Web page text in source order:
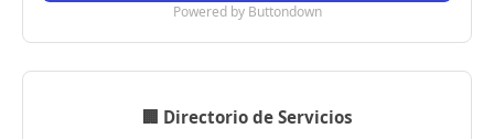
Powered by Buttondown
🏢 Directorio de Servicios